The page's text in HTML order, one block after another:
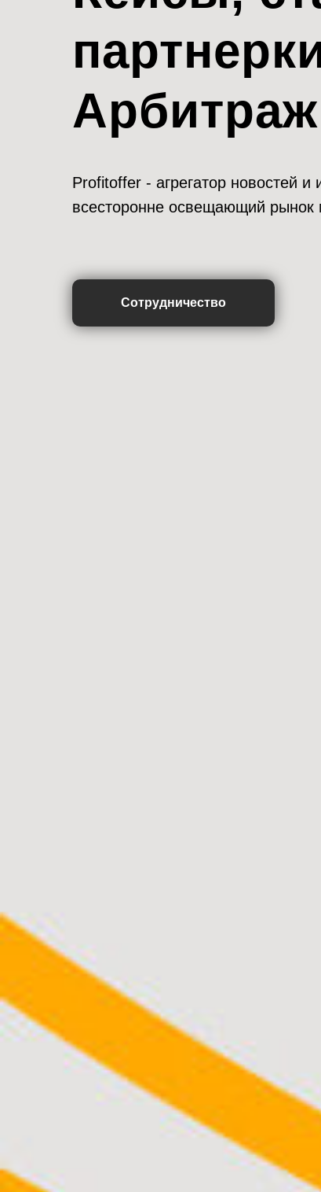
Profitoffer - агрегатор новостей
всесторонне освещающий рынок
Сотрудничество